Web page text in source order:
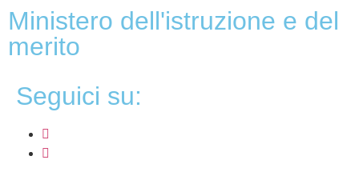
ministero dell'istruzione e del
merito
seguici su: